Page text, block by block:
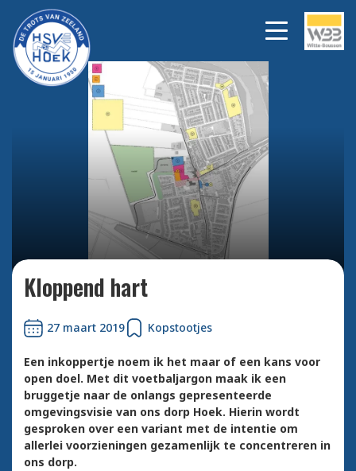
Kloppend hart
27 maart 2019 Kopstootjes
Een inkoppertje noem ik het maar of een kans voor
open doel. Met dit voetbaljargon maak ik een
bruggetje naar de onlangs gepresenteerde
omgevingsvisie van ons dorp Hoek. Hierin wordt
gesproken over een variant met de intentie om
allerlei voorzieningen gezamenlijk te concentreren in
ons dorp.